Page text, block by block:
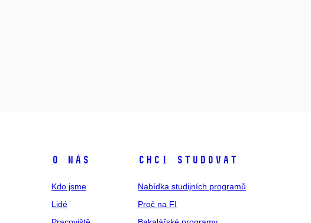
O NÁS
Kdo jsme
Lidé
CHCI STUDOVAT
Nabídka studijních programů
Proč na FI